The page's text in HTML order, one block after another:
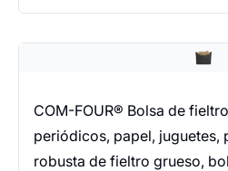
COM-FOUR® Bolsa de
periódicos, papel, juguetes,
robusta de fieltro grueso,